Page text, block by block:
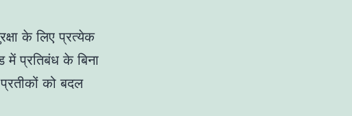
के लिए प्रत्येक
में प्रतिबंध के बिना
को बदल